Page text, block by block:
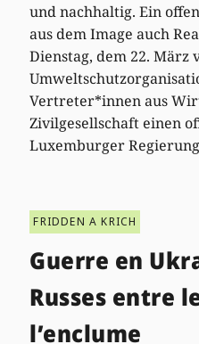
und nachhaltig. Ein
aus dem Image auch
Dienstag, dem 22.
Vertreter*innen aus
Zivilgesellschaft einen
Luxemburger
FRIDDEN A KRICH
Guerre en
Russes entre
l’enclume